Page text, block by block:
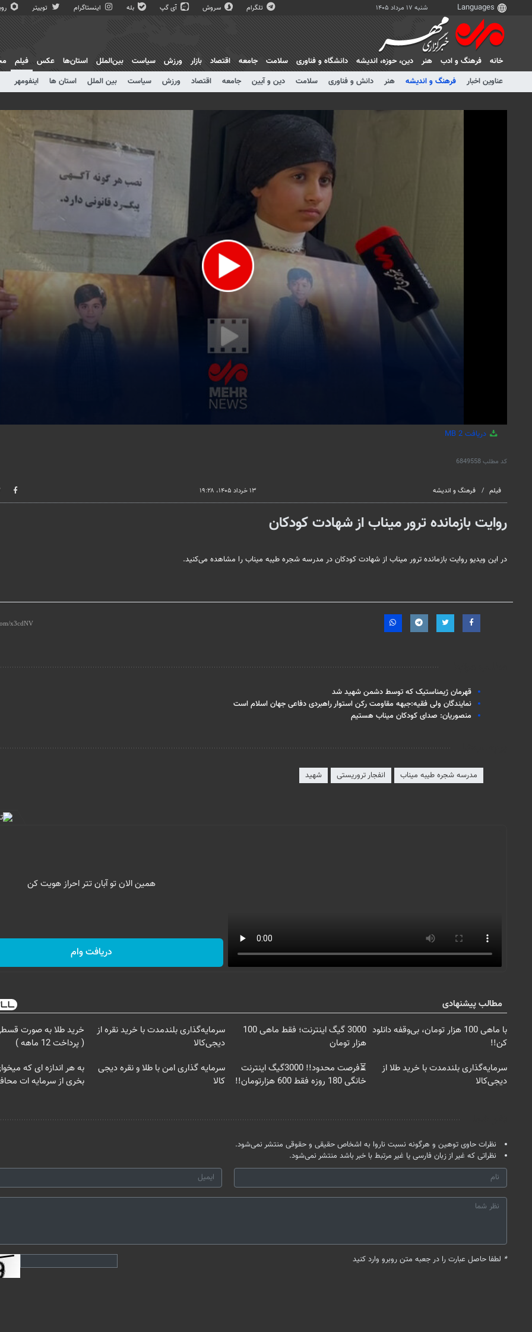
شنبه ۱۷ مرداد ۱۴۰۵ تلگرام سروش آی گپ بله اینستاگرام توییتر
خانه فرهنگ و ادب هنر دين، حوزه، انديشه دانشگاه و فناوری سلامت جامعه اقتصاد بازار ورزش سیاست بین‌الملل استان‌ها عکس
فیلم
عناوین اخبار
فرهنگ و اندیشه هنر دانش و فناوری سلامت دین و آیین جامعه اقتصاد ورزش سیاست بین الملل استان ها اینفومهر
دریافت 2 MB
کد مطلب6849558
فیلم فرهنگ و اندیشه ۱۳ خرداد ۱۴۰۵، ۱۹:۲۸
روایت بازمانده ترور میناب از شهادت کودکان
در این ویدیو روایت بازمانده ترور میناب از شهادت کودکان در مدرسه شجره طیبه میناب را مشاهده می‌کنید.
قهرمان ژیمناستیک که توسط دشمن شهید شد
نمایندگان ولی فقیه:جبهه مقاومت رکن استوار راهبردی دفاعی جهان اسلام است
منصوریان: صدای کودکان میناب هستیم
مدرسه شجره طیبه میناب انفجار تروریستی شهید
همین الان تو آبان تتر احراز هویت کن
دریافت وام
مطالب پیشنهادی
با ماهی 100 هزار تومان، بی‌وقفه دانلود
کن!!
3000 گیگ اینترنت؛ فقط ماهی 100
هزار تومان
سرمایه‌گذاری بلندمدت با خرید نقره از
دیجی‌کالا
خرید طلا به صورت
( پرداخت 12 ماهه )
سرمایه‌گذاری بلندمدت با خرید طلا از
دیجی‌کالا
⏳فرصت محدود!! 3000گیگ اینترنت
خانگی 180 روزه فقط 600 هزارتومان!!
سرمایه گذاری امن با طلا و نقره دیجی
کالا
به هر اندازه ای که
بخری از سرمایه ات
نظرات حاوی توهین و هرگونه نسبت ناروا به اشخاص حقیقی و حقوقی منتشر نمی‌شود.
نظراتی که غیر از زبان فارسی یا غیر مرتبط با خبر باشد منتشر نمی‌شود.
* لطفا حاصل عبارت را در جعبه متن روبرو وارد کنید